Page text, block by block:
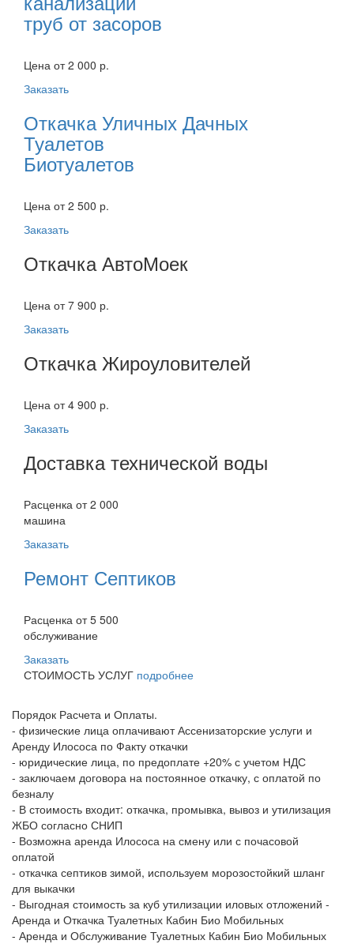
труб от засоров
Цена от 2 000 р.
Заказать
Откачка Уличных Дачных
Туалетов
Биотуалетов
Цена от 2 500 р.
Заказать
Откачка АвтоМоек
Цена от 7 900 р.
Заказать
Откачка Жироуловителей
Цена от 4 900 р.
Заказать
Доставка технической воды
Расценка от 2 000
машина
Заказать
Ремонт Септиков
Расценка от 5 500
обслуживание
Заказать
СТОИМОСТЬ УСЛУГ подробнее
Порядок Расчета и Оплаты.
- физические лица оплачивают Ассенизаторские услуги и
Аренду Илососа по Факту откачки
- юридические лица, по предоплате +20% с учетом НДС
- заключаем договора на постоянное откачку, с оплатой по
безналу
- В стоимость входит: откачка, промывка, вывоз и утилизация
ЖБО согласно СНИП
- Возможна аренда Илососа на смену или с почасовой
оплатой
- откачка септиков зимой, используем морозостойкий шланг
для выкачки
- Выгодная стоимость за куб утилизации иловых отложений -
Аренда и Откачка Туалетных Кабин Био Мобильных
- Аренда и Обслуживание Туалетных Кабин Био Мобильных